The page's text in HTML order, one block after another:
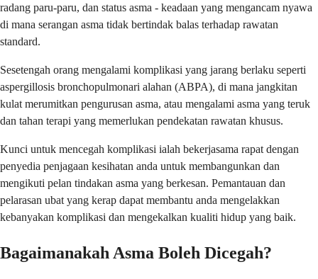
radang paru-paru, dan status asma - keadaan yang mengancam nyawa
di mana serangan asma tidak bertindak balas terhadap rawatan
standard.
Sesetengah orang mengalami komplikasi yang jarang berlaku seperti
aspergillosis bronchopulmonari alahan (ABPA), di mana jangkitan
kulat merumitkan pengurusan asma, atau mengalami asma yang teruk
dan tahan terapi yang memerlukan pendekatan rawatan khusus.
Kunci untuk mencegah komplikasi ialah bekerjasama rapat dengan
penyedia penjagaan kesihatan anda untuk membangunkan dan
mengikuti pelan tindakan asma yang berkesan. Pemantauan dan
pelarasan ubat yang kerap dapat membantu anda mengelakkan
kebanyakan komplikasi dan mengekalkan kualiti hidup yang baik.
Bagaimanakah Asma Boleh Dicegah?